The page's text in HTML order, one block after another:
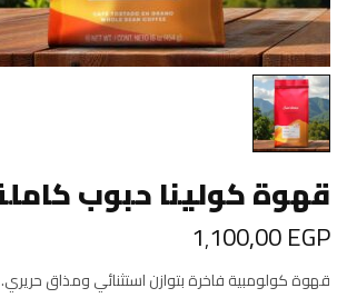
قهوة كولينا حبوب كاملة 454
1٬100٫00EGP
قهوة كولومبية فاخرة بتوازن استثنائي ومذاق حريري.